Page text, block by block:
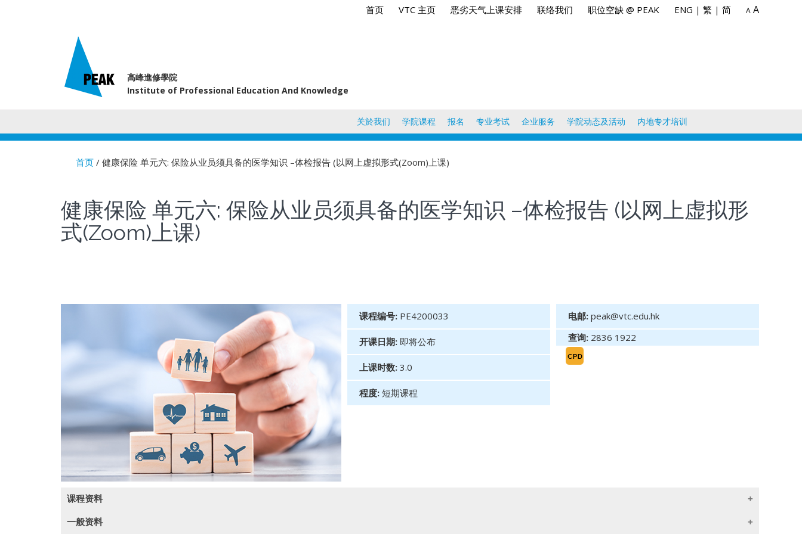
首页 VTC 主页 恶劣天气上课安排 联络我们 职位空缺 @ PEAK ENG | 繁 | 简 A A
高峰進修學院
Institute of Professional Education And Knowledge
关於我们 学院课程 报名 专业考试 企业服务 学院动态及活动 内地专才培训
首页 / 健康保险 单元六: 保险从业员须具备的医学知识 –体检报告 (以网上虚拟形式(Zoom)上课)
健康保险 单元六: 保险从业员须具备的医学知识 –体检报告 (以网上虚拟形
式(Zoom)上课)
课程编号: PE4200033
开课日期: 即将公布
上课时数: 3.0
程度: 短期课程
电邮: peak@vtc.edu.hk
查询: 2836 1922
课程资料
一般资料